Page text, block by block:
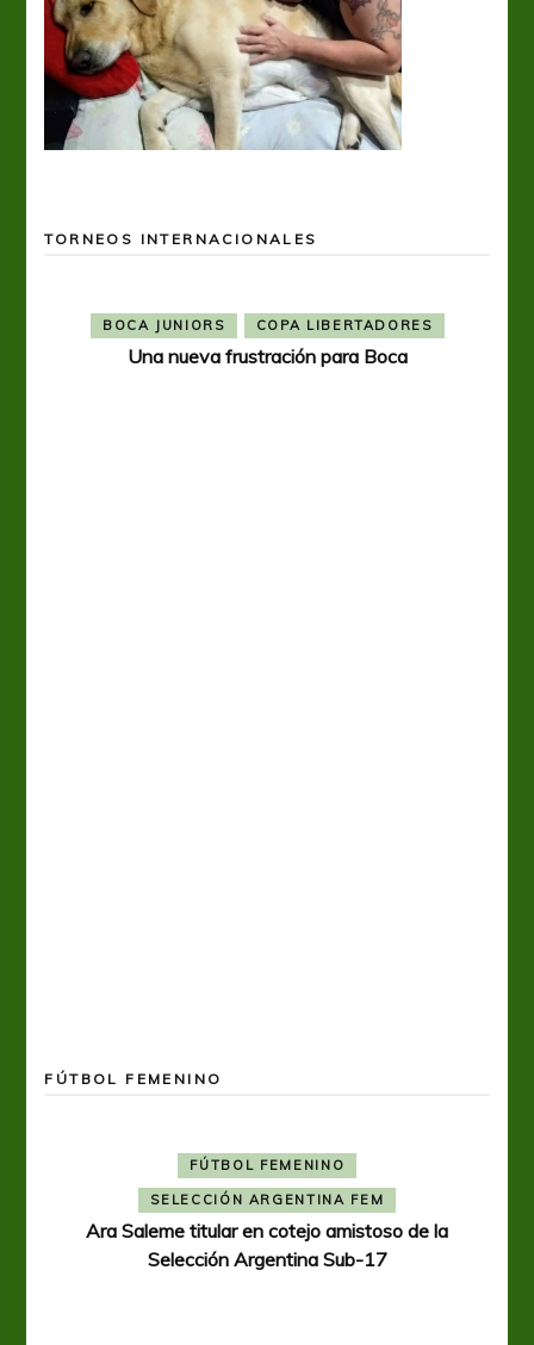
TORNEOS INTERNACIONALES
BOCA JUNIORS COPA LIBERTADORES
Una nueva frustración para Boca
FÚTBOL FEMENINO
FÚTBOL FEMENINO
SELECCIÓN ARGENTINA FEM
Ara Saleme titular en cotejo amistoso de la
Selección Argentina Sub-17